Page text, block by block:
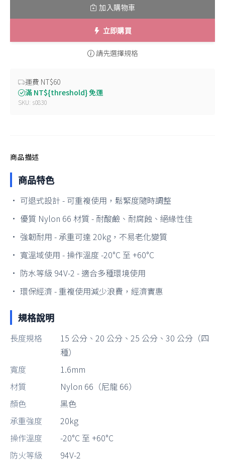
加入購物車
立即購買
請先選擇規格
運費 NT$60
滿 NT${threshold} 免運
SKU: s0830
商品描述
商品特色
• 可退式設計 - 可重複使用，鬆緊度隨時調整
• 優質 Nylon 66 材質 - 耐酸鹼、耐腐蝕、絕緣性佳
• 強韌耐用 - 承重可達 20kg，不易老化變質
• 寬溫域使用 - 操作溫度 -20°C 至 +60°C
• 防水等級 94V-2 - 適合多種環境使用
• 環保經濟 - 重複使用減少浪費，經濟實惠
規格說明
長度規格
15 公分、20 公分、25 公分、30 公分（四
種）
寬度
1.6mm
材質
Nylon 66（尼龍 66）
顏色
黑色
承重強度
20kg
操作溫度
-20°C 至 +60°C
防火等級
94V-2